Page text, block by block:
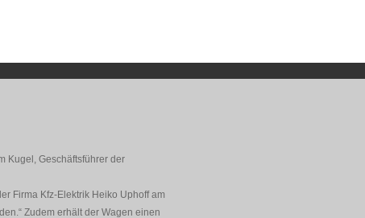
Kugel, Geschäftsführer der
Firma Kfz-Elektrik Heiko Uphoff am
Zudem erhält der Wagen einen